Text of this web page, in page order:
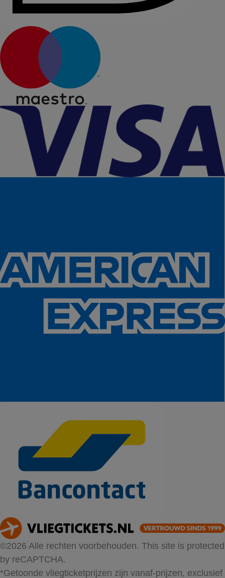
©2026 Alle rechten voorbehouden. This site is protected
by reCAPTCHA.
*Getoonde vliegticketprijzen zijn vanaf-prijzen, exclusief